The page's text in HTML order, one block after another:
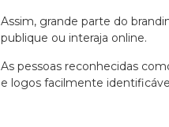
Assim, grande parte do
publique ou interaja online.
As pessoas reconhecidas
e logos facilmente